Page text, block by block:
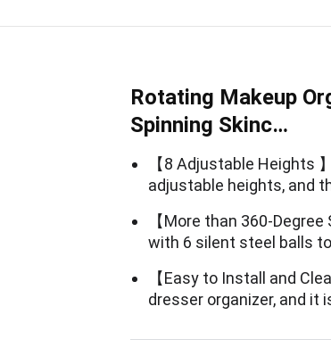
Rotating Makeup
Spinning Skinc…
【8 Adjustable Heights
adjustable heights, and
【More than 360-
with 6 silent steel balls
【Easy to Install and
dresser organizer, and it